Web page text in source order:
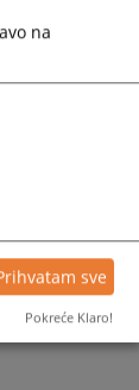
in Bosnia
na
sve
Pokreće Klaro!